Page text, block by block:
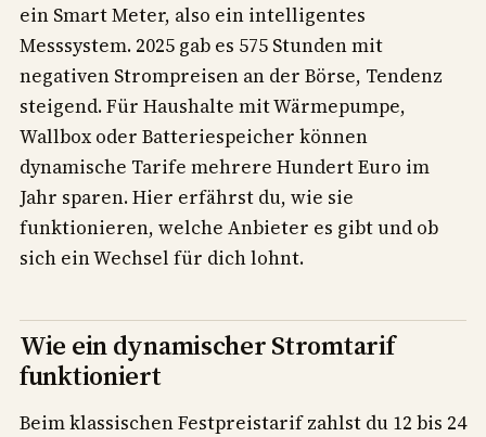
ein Smart Meter, also ein intelligentes
Messsystem. 2025 gab es 575 Stunden mit
negativen Strompreisen an der Börse, Tendenz
steigend. Für Haushalte mit Wärmepumpe,
Wallbox oder Batteriespeicher können
dynamische Tarife mehrere Hundert Euro im
Jahr sparen. Hier erfährst du, wie sie
funktionieren, welche Anbieter es gibt und ob
sich ein Wechsel für dich lohnt.
Wie ein dynamischer Stromtarif
funktioniert
Beim klassischen Festpreistarif zahlst du 12 bis 24